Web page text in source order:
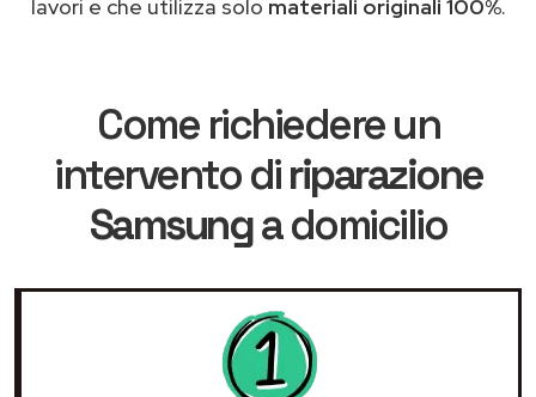
lavori e che utilizza solo materiali originali 100%.
Come richiedere un
intervento diriparazione
Samsunga domicilio